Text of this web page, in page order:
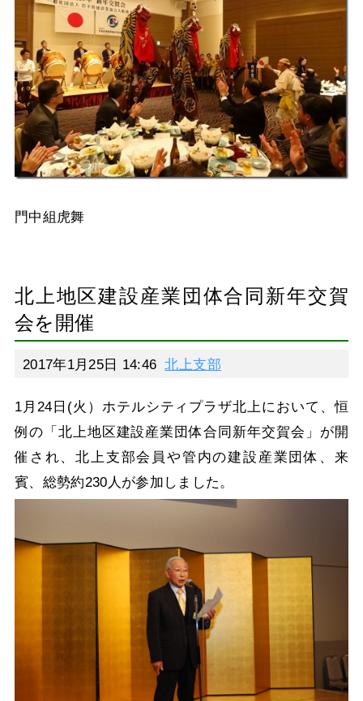
門中組虎舞
北上地区建設産業団体合同新年交賀
会を開催
2017年1月25日 14:46 北上支部
1月24日(火）ホテルシティプラザ北上において、恒
例の「北上地区建設産業団体合同新年交賀会」が開
催され、北上支部会員や管内の建設産業団体、来
賓、総勢約230人が参加しました。